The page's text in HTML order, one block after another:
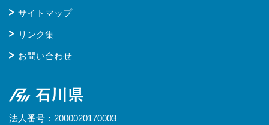
サイトマップ
リンク集
お問い合わせ
石川県
法人番号：2000020170003